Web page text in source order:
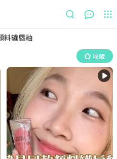
料罐唇釉
收藏
最新 收藏